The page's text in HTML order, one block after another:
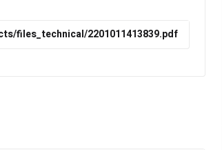
files_technical/2201011413839.pdf